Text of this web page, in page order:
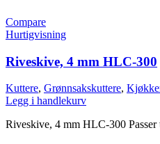
Compare
Hurtigvisning
Riveskive, 4 mm HLC-300
Kuttere, Grønnsakskuttere,
Legg i handlekurv
Riveskive, 4 mm HLC-300